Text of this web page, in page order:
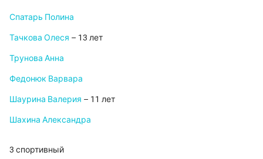
Спатарь Полина
Тачкова Олеся – 13 лет
Трунова Анна
Федонюк Варвара
Шаурина Валерия – 11 лет
Шахина Александра
3 спортивный